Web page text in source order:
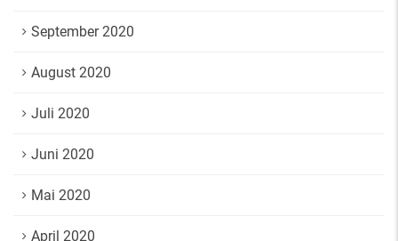
September 2020
August 2020
Juli 2020
Juni 2020
Mai 2020
April 2020